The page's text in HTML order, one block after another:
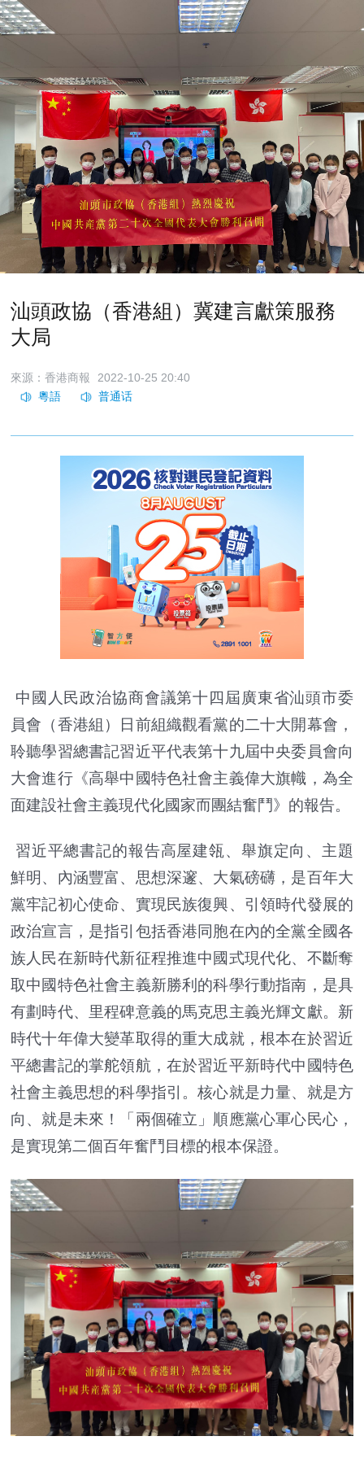
汕頭政協（香港組）冀建言獻策服務
大局
來源：香港商報 2022-10-25 20:40
中國人民政治協商會議第十四屆廣東省汕頭市委
員會（香港組）日前組織觀看黨的二十大開幕會，
聆聽學習總書記習近平代表第十九屆中央委員會向
大會進行《高舉中國特色社會主義偉大旗幟，為全
面建設社會主義現代化國家而團結奮鬥》的報告。
習近平總書記的報告高屋建瓴、舉旗定向、主題
鮮明、內涵豐富、思想深邃、大氣磅礴，是百年大
黨牢記初心使命、實現民族復興、引領時代發展的
政治宣言，是指引包括香港同胞在內的全黨全國各
族人民在新時代新征程推進中國式現代化、不斷奪
取中國特色社會主義新勝利的科學行動指南，是具
有劃時代、里程碑意義的馬克思主義光輝文獻。新
時代十年偉大變革取得的重大成就，根本在於習近
平總書記的掌舵領航，在於習近平新時代中國特色
社會主義思想的科學指引。核心就是力量、就是方
向、就是未來！「兩個確立」順應黨心軍心民心，
是實現第二個百年奮鬥目標的根本保證。